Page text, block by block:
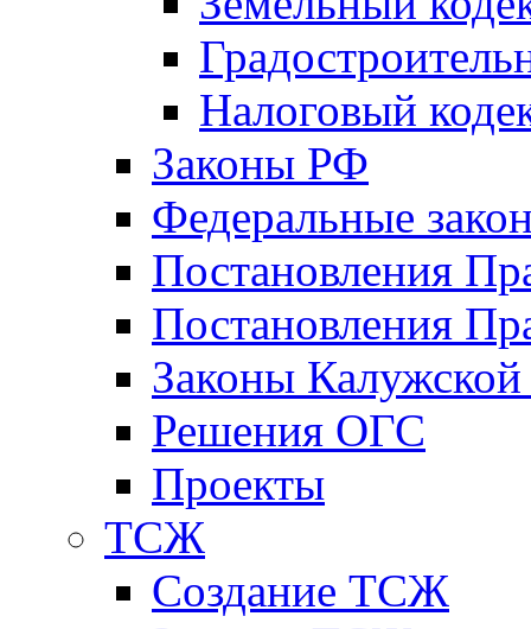
Налоговый
Законы РФ
Федеральные
Постановления
Постановления
Законы Калужской
Решения ОГС
Проекты
ТСЖ
Создание ТСЖ